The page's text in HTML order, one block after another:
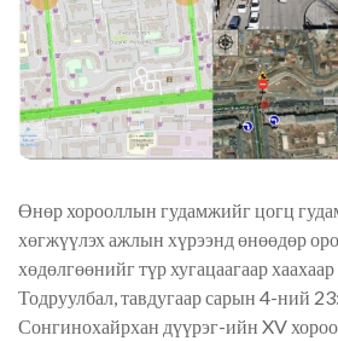
Өнөр хорооллын гудамжийг цогц
хөгжүүлэх ажлын хүрээнд өнөөдөр
хөдөлгөөнийг түр хугацаагаар
Тодруулбал, тавдугаар сарын 4-ний
Сонгинохайрхан дүүрэг-ийн XV